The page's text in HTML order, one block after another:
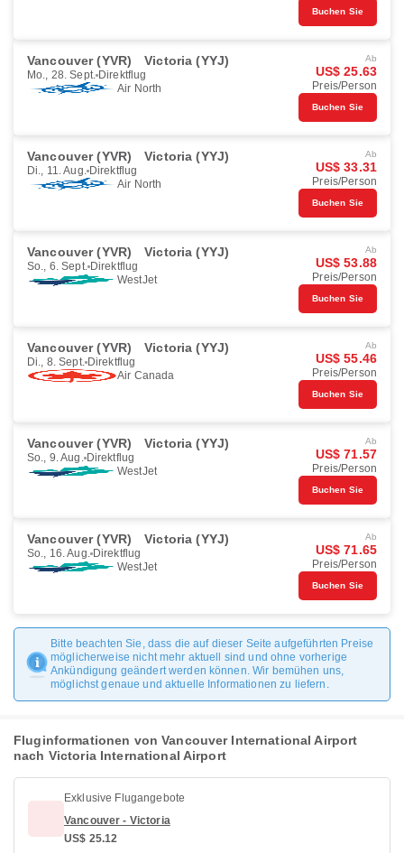
Buchen Sie
Vancouver (YVR) Victoria (YYJ)
Mo., 28. Sept. Direktflug
Air North
Ab
US$ 25.63
Preis/Person
Buchen Sie
Vancouver (YVR) Victoria (YYJ)
Di., 11. Aug. Direktflug
Air North
Ab
US$ 33.31
Preis/Person
Buchen Sie
Vancouver (YVR) Victoria (YYJ)
So., 6. Sept. Direktflug
WestJet
Ab
US$ 53.88
Preis/Person
Buchen Sie
Vancouver (YVR) Victoria (YYJ)
Di., 8. Sept. Direktflug
Air Canada
Ab
US$ 55.46
Preis/Person
Buchen Sie
Vancouver (YVR) Victoria (YYJ)
So., 9. Aug. Direktflug
WestJet
Ab
US$ 71.57
Preis/Person
Buchen Sie
Vancouver (YVR) Victoria (YYJ)
So., 16. Aug. Direktflug
WestJet
Ab
US$ 71.65
Preis/Person
Buchen Sie
Bitte beachten Sie, dass die auf dieser Seite aufgeführten Preise
möglicherweise nicht mehr aktuell sind und ohne vorherige
Ankündigung geändert werden können. Wir bemühen uns,
möglichst genaue und aktuelle Informationen zu liefern.
Fluginformationen von Vancouver International Airport
nach Victoria International Airport
Exklusive Flugangebote
Vancouver - Victoria
US$ 25.12